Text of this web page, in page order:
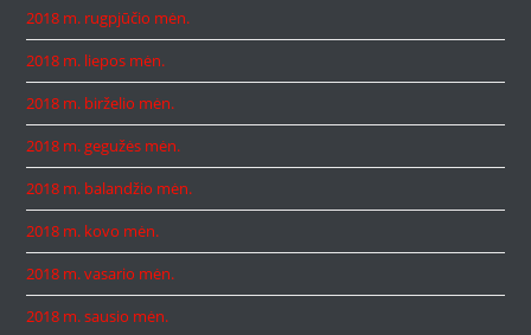
2018 m. rugpjūčio mėn.
2018 m. liepos mėn.
2018 m. birželio mėn.
2018 m. gegužės mėn.
2018 m. balandžio mėn.
2018 m. kovo mėn.
2018 m. vasario mėn.
2018 m. sausio mėn.